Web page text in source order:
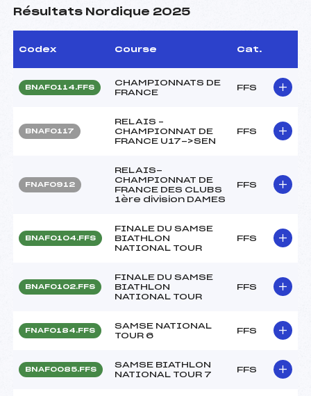
Résultats Nordique 2025
Codex Course Cat.
BNAF0114.FFS
CHAMPIONNATS DE
FRANCE
FFS
BNAF0117
RELAIS –
CHAMPIONNAT DE
FRANCE U17->SEN
FFS
FNAF0912
RELAIS-
CHAMPIONNAT DE
FRANCE DES CLUBS
1ère division DAMES
FFS
BNAF0104.FFS
FINALE DU SAMSE
BIATHLON
NATIONAL TOUR
FFS
BNAF0102.FFS
FINALE DU SAMSE
BIATHLON
NATIONAL TOUR
FFS
FNAF0184.FFS
SAMSE NATIONAL
TOUR 6
FFS
BNAF0085.FFS
SAMSE BIATHLON
NATIONAL TOUR 7
FFS